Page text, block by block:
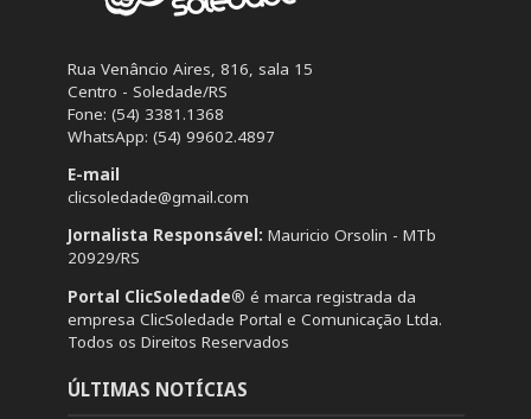
Rua Venâncio Aires, 816, sala 15
Centro - Soledade/RS
Fone: (54) 3381.1368
WhatsApp: (54) 99602.4897
E-mail
clicsoledade@gmail.com
Jornalista Responsável: Mauricio Orsolin - MTb
20929/RS
Portal ClicSoledade® é marca registrada da
empresa ClicSoledade Portal e Comunicação Ltda.
Todos os Direitos Reservados
ÚLTIMAS NOTÍCIAS